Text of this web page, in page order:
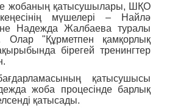
жобаның қатысушылары, ШҚО
мүшелері – Найлә
Надежда Жалбаева туралы
Олар "Құрметпен қамқорлық
бірегей тренингтер
қатысушысы
жоба процесінде барлық
қатысады.